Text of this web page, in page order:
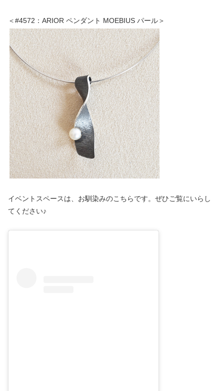
＜#4572：ARIOR ペンダント MOEBIUS パール＞
イベントスペースは、お馴染みのこちらです。ぜひご覧にいらし
てください♪